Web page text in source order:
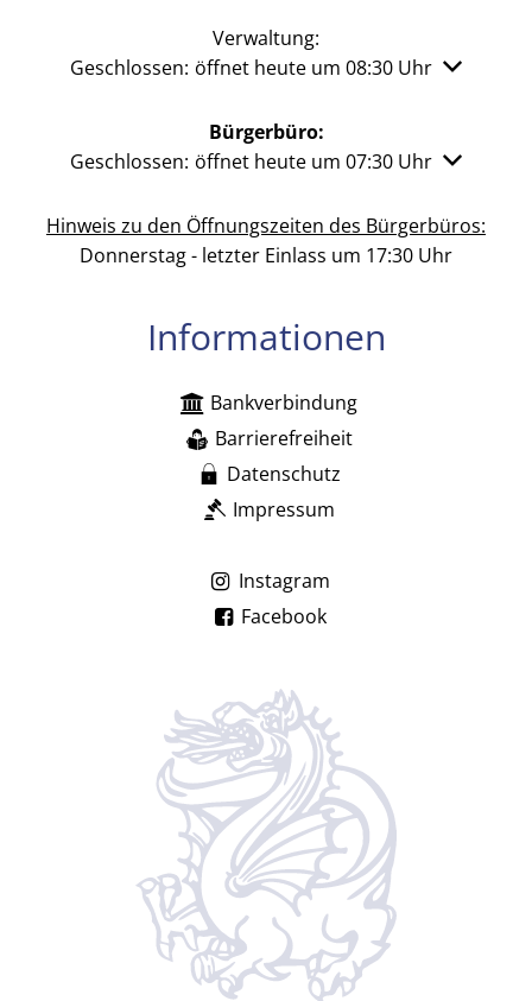
Verwaltung:
Klicken, um weitere Öffnungs- oder Schließzeiten
Geschlossen: öffnet heute um 08:30 Uhr
Bürgerbüro:
Klicken, um weitere Öffnungs- oder Schließzeiten
Geschlossen: öffnet heute um 07:30 Uhr
Hinweis zu den Öffnungszeiten des Bürgerbüros:
Donnerstag - letzter Einlass um 17:30 Uhr
Informationen
Bankverbindung
Barrierefreiheit
Datenschutz
Impressum
Instagram
Facebook